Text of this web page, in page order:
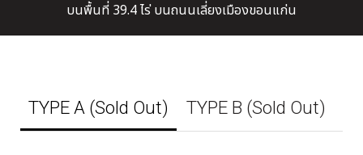
บนพื้นที่ 39.4 ไร่ บนถนนเลี่ยงเมืองขอนแก่น
TYPE A (Sold Out) TYPE B (Sold Out)